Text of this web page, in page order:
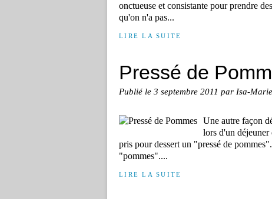
onctueuse et consistante pour prendre
qu'on n'a pas...
LIRE LA SUITE
Pressé de
Publié le 3 septembre 2011 par Isa-Marie
Une autre façon
lors d'un
pris pour dessert un "pressé de
"pommes"....
LIRE LA SUITE